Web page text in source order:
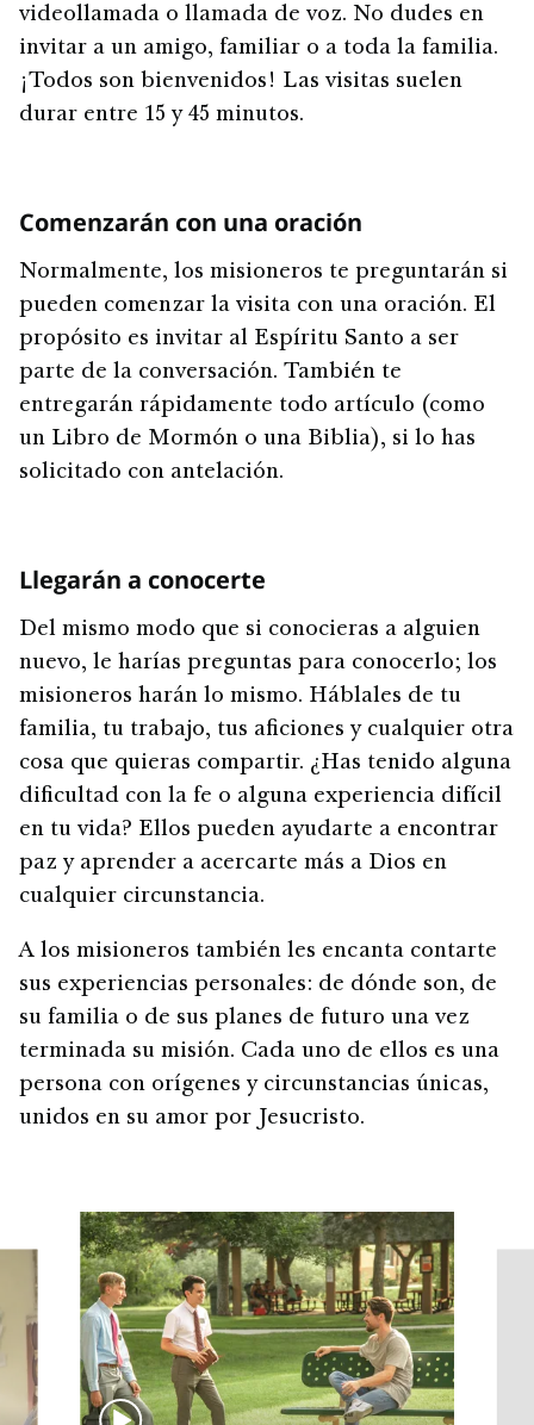
videollamada o llamada de voz. No dudes en
invitar a un amigo, familiar o a toda la familia.
¡Todos son bienvenidos! Las visitas suelen
durar entre 15 y 45 minutos.
Comenzarán con una oración
Normalmente, los misioneros te preguntarán si
pueden comenzar la visita con una oración. El
propósito es invitar al Espíritu Santo a ser
parte de la conversación. También te
entregarán rápidamente todo artículo (como
un Libro de Mormón o una Biblia), si lo has
solicitado con antelación.
Llegarán a conocerte
Del mismo modo que si conocieras a alguien
nuevo, le harías preguntas para conocerlo; los
misioneros harán lo mismo. Háblales de tu
familia, tu trabajo, tus aficiones y cualquier otra
cosa que quieras compartir. ¿Has tenido alguna
dificultad con la fe o alguna experiencia difícil
en tu vida? Ellos pueden ayudarte a encontrar
paz y aprender a acercarte más a Dios en
cualquier circunstancia.
A los misioneros también les encanta contarte
sus experiencias personales: de dónde son, de
su familia o de sus planes de futuro una vez
terminada su misión. Cada uno de ellos es una
persona con orígenes y circunstancias únicas,
unidos en su amor por Jesucristo.